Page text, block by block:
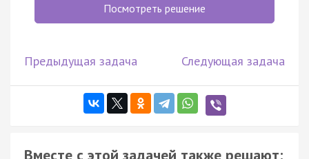
Посмотреть решение
Предыдущая задача Следующая задача
Вместе с этой задачей также решают: